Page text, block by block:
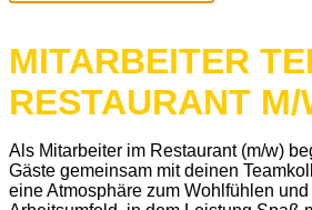
MITARBEITER
RESTAURANT M/
Als Mitarbeiter im Restaurant (m/w)
Gäste gemeinsam mit deinen
eine Atmosphäre zum Wohlfühlen